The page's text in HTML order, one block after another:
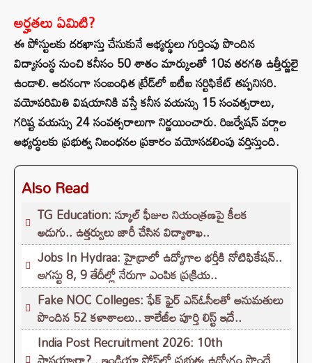
అర్హతలు ఏమిటి?
ఈ పోస్టులకు దరఖాస్తు చేసుకునే అభ్యర్థులు గుర్తింపు పొందిన
విద్యాసంస్థ నుంచి కనీసం 50 శాతం మార్కులతో 10వ తరగతి ఉత్తీర్ణులై
ఉండాలి. అదనంగా సంబంధిత ట్రేడ్‌లో ఐటీఐ సర్టిఫికేట్ తప్పనిసరి.
వయోపరిమితి విషయానికి వస్తే కనీస వయస్సు 15 సంవత్సరాలు,
గరిష్ట వయస్సు 24 సంవత్సరాలుగా నిర్ణయించారు. రిజర్వేషన్ వర్గాల
అభ్యర్థులకు ప్రభుత్వ నిబంధనల ప్రకారం వయోసడలింపు వర్తిస్తుంది.
Also Read
TG Education: స్కూల్ ఫీజుల నియంత్రణపై కీలక
అడుగు.. ఉత్తర్వులు జారీ చేసిన విద్యాశాఖ..
Jobs In Hydraa: హైడ్రాలో ఉద్యోగాల భర్తీకి నోటిఫికేషన్..
ఆగస్టు 8, 9 తేదీల్లో నేరుగా ఎంపిక ప్రక్రియ..
Fake NOC Colleges: ఫేక్ ఫైర్ ఎన్ఓసీలతో అనుమతులు
పొందిన 52 కళాశాలలు.. కాలేజీల పూర్తి లిస్ట్ ఇదే..
India Post Recruitment 2026: 10th